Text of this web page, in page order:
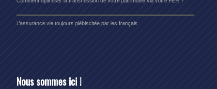
L’assurance vie toujours plébiscitée par les français
Nous sommes ici !